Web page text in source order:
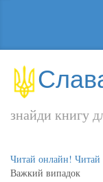
знайди книгу
Читай онлайн! Читай
Важкий випадок